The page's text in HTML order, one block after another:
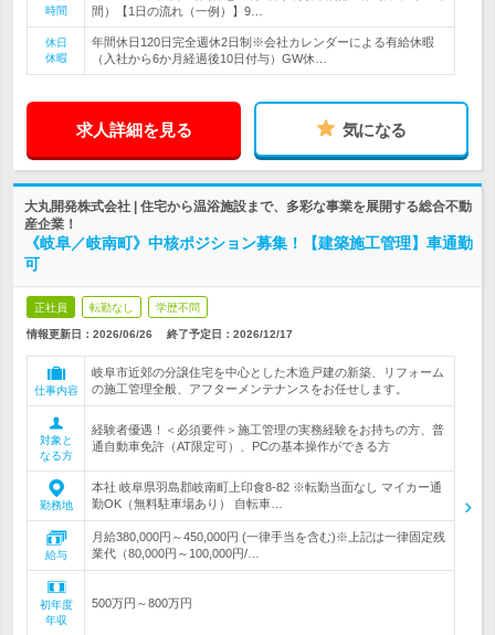
時間
間）【1日の流れ（一例）】9…
休日
休暇
年間休日120日完全週休2日制※会社カレンダーによる有給休暇
（入社から6か月経過後10日付与）GW休…
求人詳細を見る 気になる
大丸開発株式会社 | 住宅から温浴施設まで、多彩な事業を展開する総合不動
産企業！
《岐阜／岐南町》中核ポジション募集！【建築施工管理】車通勤
可
正社員 転勤なし 学歴不問
情報更新日：2026/06/26 終了予定日： 2026/12/17
仕事内容
岐阜市近郊の分譲住宅を中心とした木造戸建の新築、リフォーム
の施工管理全般、アフターメンテナンスをお任せします。
対象と
なる方
経験者優遇！＜必須要件＞施工管理の実務経験をお持ちの方、普
通自動車免許（AT限定可）、PCの基本操作ができる方
勤務地
本社 岐阜県羽島郡岐南町上印食8-82 ※転勤当面なし マイカー通
勤OK（無料駐車場あり） 自転車…
給与
月給380,000円～450,000円 (一律手当を含む)※上記は一律固定残
業代（80,000円～100,000円/…
初年度
年収
500万円～800万円